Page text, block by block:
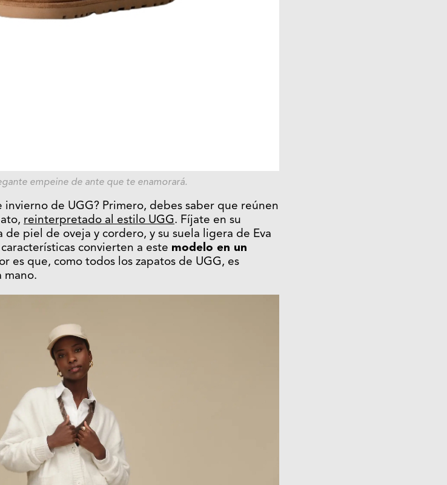
empeine de ante que te enamorará.
invierno de UGG? Primero, debes saber que reúnen
reinterpretado al estilo UGG. Fíjate en su
piel de oveja y cordero, y su suela ligera de Eva
convierten a este modelo en un
es que, como todos los zapatos de UGG, es
mano.